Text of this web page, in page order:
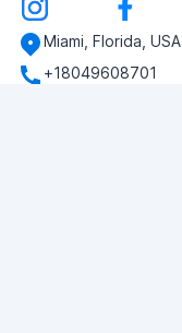
Miami, Florida, USA
+18049608701